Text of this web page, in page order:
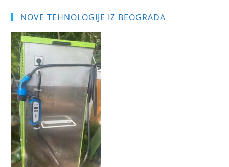
NOVE TEHNOLOGIJE IZ BEOGRADA